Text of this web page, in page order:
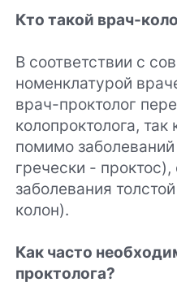
Кто такой врач-
В соответствии с
номенклатурой
врач-проктолог
колопроктолога,
помимо
гречески - проктос),
заболевания
колон).
Как часто
проктолога?